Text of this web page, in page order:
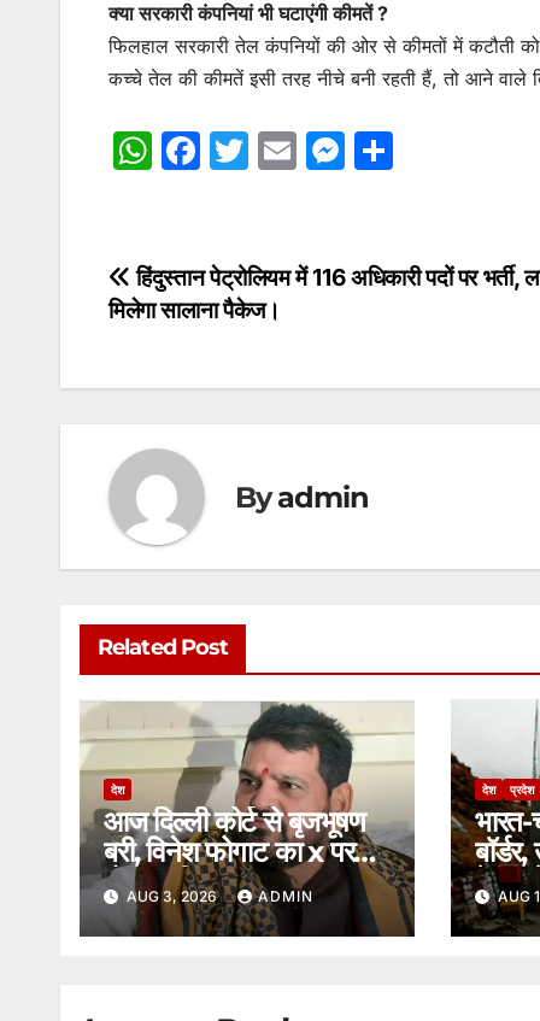
क्या सरकारी कंपनियां भी घटाएंगी कीमतें ?
फिलहाल सरकारी तेल कंपनियों की ओर से कीमतों में कटौती
कच्चे तेल की कीमतें इसी तरह नीचे बनी रहती हैं, तो आने वाले
W
s
A
p
F
e
b
o
T
er
E
l
M
s
g
e
Post
navigation
हिंदुस्तान पेट्रोलियम में 116 अधिकारी पदों पर भर्ती,
मिलेगा सालाना पैकेज।
Byadmin
Related Post
देश
आज दिल्ली कोर्ट से बृजभूषण
बरी, विनेश फोगाट का x पर
पोस्ट, पढ़िए पूरा मामला।
AUG 3, 2026 ADMIN
देश प्रदेश
के AUG